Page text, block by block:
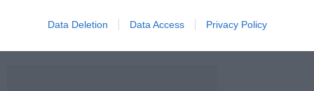
Data Deletion Data Access Privacy Policy